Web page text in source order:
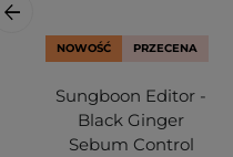
NOWOŚĆ PRZECENA
Sungboon Editor -
Black Ginger
Sebum Control